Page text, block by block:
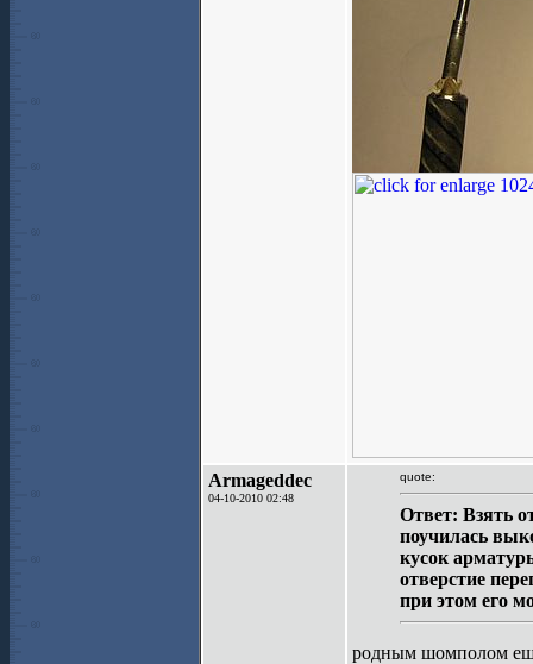
Armageddec
04-10-2010 02:48
quote:
Ответ: Взять
поучилась
кусок
отверстие
при этом его
родным шомполом